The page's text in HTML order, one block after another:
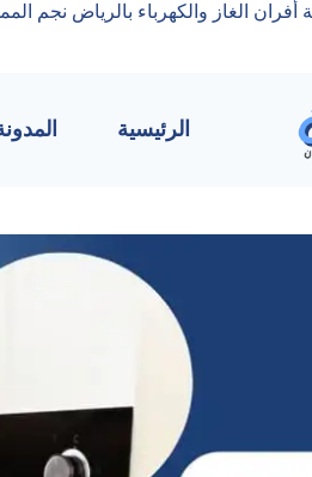
الغاز والكهرباء بالرياض نجم المملكة | +966542349301 | خدمة إصلاح أفران | مفتوح 24 ساعة
الرئيسية